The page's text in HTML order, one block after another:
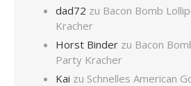
dad72 zu Bacon Bomb
Kracher
Horst Binder zu Bacon
Party Kracher
Kai zu Schnelles American